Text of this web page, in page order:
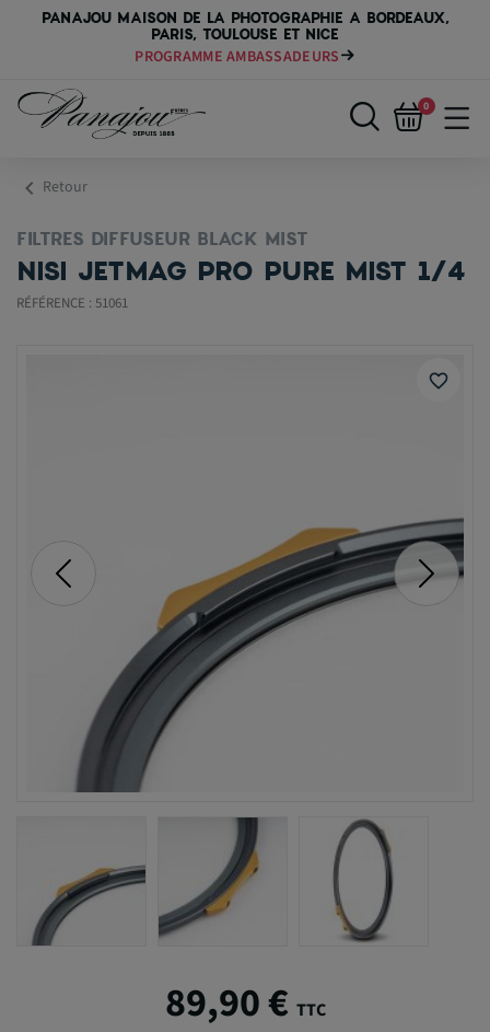
PANAJOU MAISON DE LA PHOTOGRAPHIE A BORDEAUX,
PARIS, TOULOUSE ET NICE
PROGRAMME AMBASSADEURS
PAYER VOTRE MATÉRIEL JUSQU'EN 84 FOIS
0
chevron_left Retour
FILTRES DIFFUSEUR BLACK MIST
NISI JETMAG PRO PURE MIST 1/4
RÉFÉRENCE : 51061
favorite_border
89,90 € TTC